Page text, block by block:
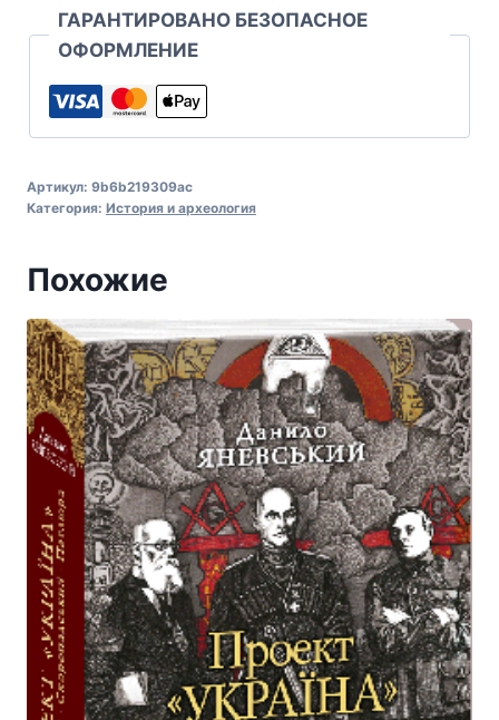
ГАРАНТИРОВАНО БЕЗОПАСНОЕ
ОФОРМЛЕНИЕ
Артикул: 9b6b219309ac
Категория: История и археология
Похожие